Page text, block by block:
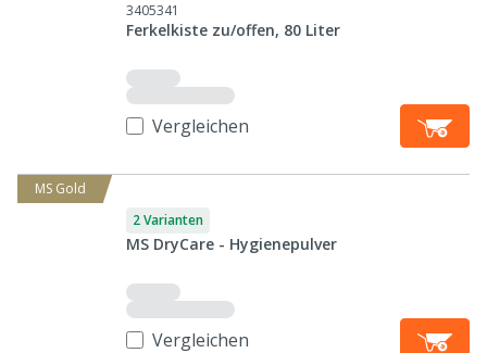
3405341
Ferkelkiste zu/offen, 80 Liter
Vergleichen
MS Gold
2 Varianten
MS DryCare - Hygienepulver
Vergleichen